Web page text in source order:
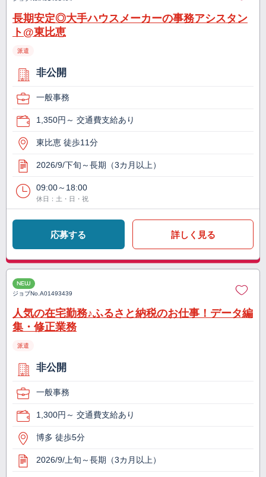
長期安定◎大手ハウスメーカーの事務アシスタン
ト@東比恵
派遣
非公開
一般事務
1,350円～ 交通費支給あり
東比恵 徒歩11分
2026/9/下旬～長期（3カ月以上）
09:00～18:00
休日：土・日・祝
応募する 詳しく見る
NEW
ジョブNo.A01493439
人気の在宅勤務♪ふるさと納税のお仕事！データ編
集・修正業務
派遣
非公開
一般事務
1,300円～ 交通費支給あり
博多 徒歩5分
2026/9/上旬～長期（3カ月以上）